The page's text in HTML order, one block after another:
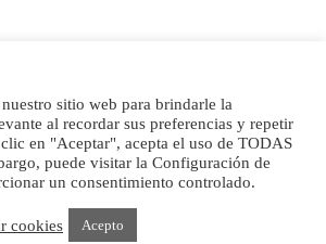
sitio web para brindarle la
al recordar sus preferencias y repetir
en "Aceptar", acepta el uso de TODAS
puede visitar la Configuración de
un consentimiento controlado.
cookies Acepto